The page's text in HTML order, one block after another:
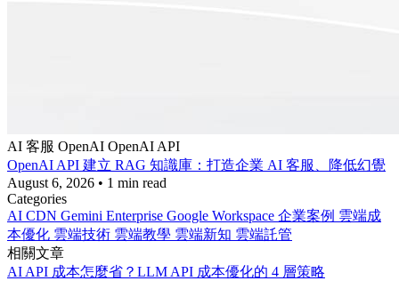
AI 客服 OpenAI OpenAI API
OpenAI API 建立 RAG 知識庫：打造企業 AI 客服、降低幻覺
August 6, 2026 • 1 min read
Categories
AI CDN Gemini Enterprise Google Workspace 企業案例 雲端成
本優化 雲端技術 雲端教學 雲端新知 雲端託管
相關文章
AI API 成本怎麼省？LLM API 成本優化的 4 層策略